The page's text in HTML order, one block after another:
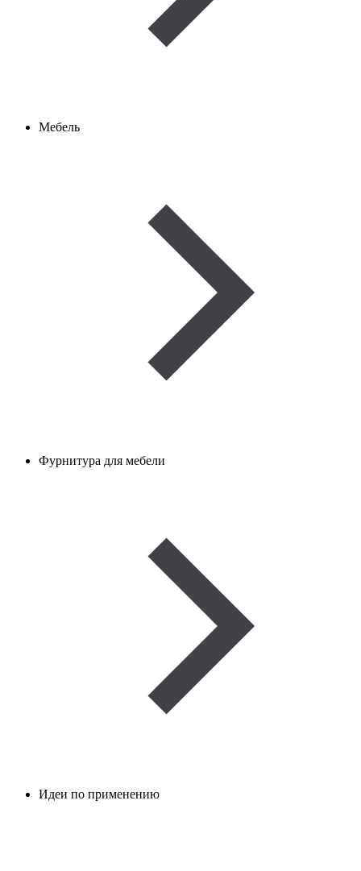
Мебель
Фурнитура для мебели
Идеи по применению